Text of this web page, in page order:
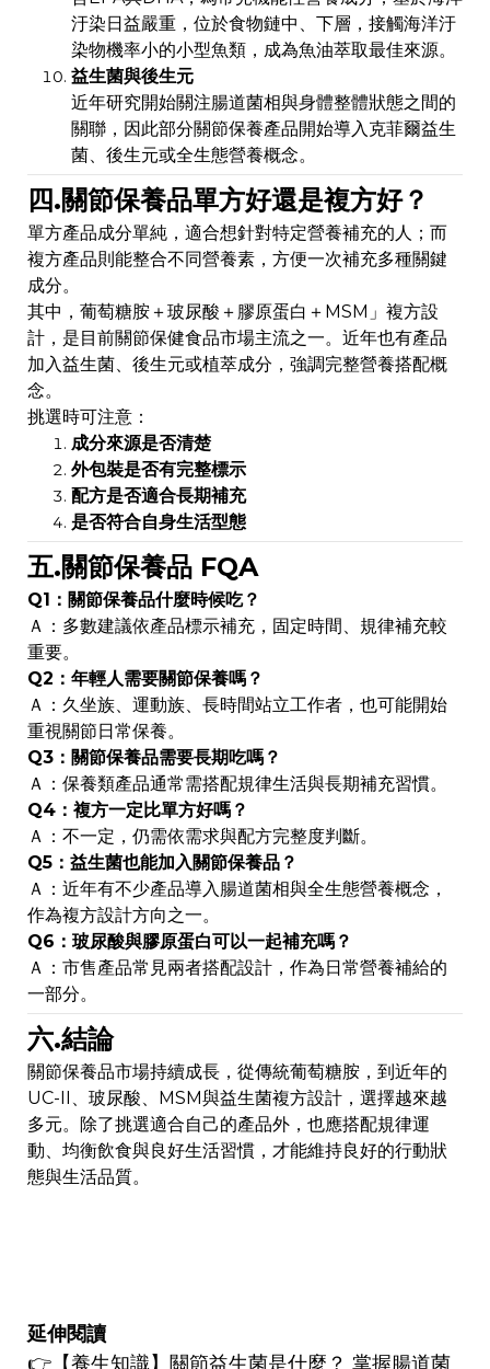
汙染日益嚴重，位於食物鏈中、下層，接觸海洋汙
染物機率小的小型魚類，成為魚油萃取最佳來源。
益生菌與後生元
近年研究開始關注腸道菌相與身體整體狀態之間的
關聯，因此部分關節保養產品開始導入克菲爾益生
菌、後生元或全生態營養概念。
四.關節保養品單方好還是複方好？
單方產品成分單純，適合想針對特定營養補充的人；而
複方產品則能整合不同營養素，方便一次補充多種關鍵
成分。
其中，葡萄糖胺＋玻尿酸＋膠原蛋白＋MSM」複方設
計，是目前關節保健食品市場主流之一。近年也有產品
加入益生菌、後生元或植萃成分，強調完整營養搭配概
念。
挑選時可注意：
成分來源是否清楚
外包裝是否有完整標示
配方是否適合長期補充
是否符合自身生活型態
五.關節保養品 FQA
Q1：關節保養品什麼時候吃？
Ａ：多數建議依產品標示補充，固定時間、規律補充較
重要。
Q2：年輕人需要關節保養嗎？
Ａ：久坐族、運動族、長時間站立工作者，也可能開始
重視關節日常保養。
Q3：關節保養品需要長期吃嗎？
Ａ：保養類產品通常需搭配規律生活與長期補充習慣。
Q4：複方一定比單方好嗎？
Ａ：不一定，仍需依需求與配方完整度判斷。
Q5：益生菌也能加入關節保養品？
Ａ：近年有不少產品導入腸道菌相與全生態營養概念，
作為複方設計方向之一。
Q6：玻尿酸與膠原蛋白可以一起補充嗎？
Ａ：市售產品常見兩者搭配設計，作為日常營養補給的
一部分。
六.結論
關節保養品市場持續成長，從傳統葡萄糖胺，到近年的
UC-II、玻尿酸、MSM與益生菌複方設計，選擇越來越
多元。除了挑選適合自己的產品外，也應搭配規律運
動、均衡飲食與良好生活習慣，才能維持良好的行動狀
態與生活品質。
延伸閱讀
👉 【養生知識】 關節益生菌是什麼？ 掌握腸道菌